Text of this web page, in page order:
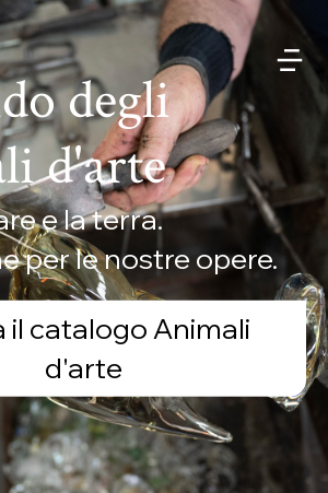
degli
d'arte
e la terra.
per le nostre opere.
il catalogo Animali
d'arte